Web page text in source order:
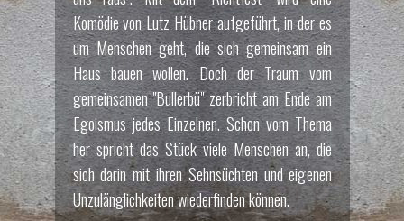
Richtfest-Probe 8 / 8
Komödie von Lutz Hübner aufgeführt, in der es
um Menschen geht, die sich gemeinsam ein
Haus bauen wollen. Doch der Traum vom
gemeinsamen "Bullerbü" zerbricht am Ende am
Egoismus jedes Einzelnen. Schon vom Thema
her spricht das Stück viele Menschen an, die
sich darin mit ihren Sehnsüchten und eigenen
Unzulänglichkeiten wiederfinden können.